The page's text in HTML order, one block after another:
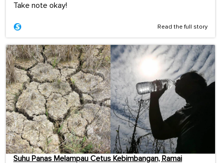
Take note okay!
Read the full story
Suhu Panas Melampau Cetus Kebimbangan, Ramai